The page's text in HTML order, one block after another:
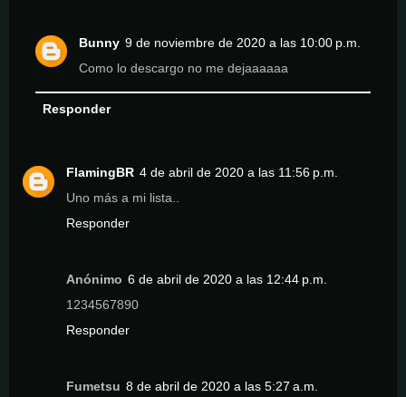
Bunny 9 de noviembre de 2020 a las 10:00 p.m.
Como lo descargo no me dejaaaaaa
Responder
FlamingBR 4 de abril de 2020 a las 11:56 p.m.
Uno más a mi lista..
Responder
Anónimo 6 de abril de 2020 a las 12:44 p.m.
1234567890
Responder
Fumetsu 8 de abril de 2020 a las 5:27 a.m.